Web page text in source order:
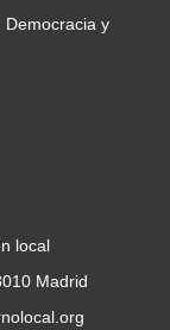
Democracia y
local
Madrid